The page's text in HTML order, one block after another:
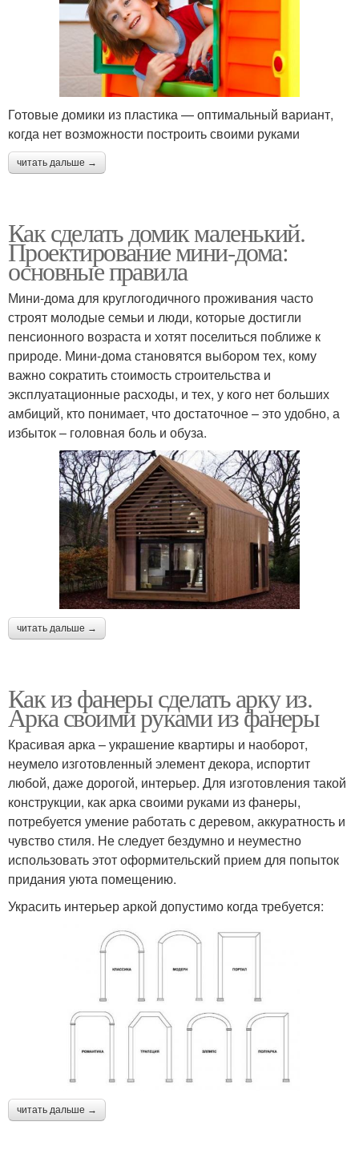
Готовые домики из пластика — оптимальный вариант,
когда нет возможности построить своими руками
читать дальше →
Как сделать домик маленький.
Проектирование мини-дома:
основные правила
Мини-дома для круглогодичного проживания часто
строят молодые семьи и люди, которые достигли
пенсионного возраста и хотят поселиться поближе к
природе. Мини-дома становятся выбором тех, кому
важно сократить стоимость строительства и
эксплуатационные расходы, и тех, у кого нет больших
амбиций, кто понимает, что достаточное – это удобно, а
избыток – головная боль и обуза.
читать дальше →
Как из фанеры сделать арку из.
Арка своими руками из фанеры
Красивая арка – украшение квартиры и наоборот,
неумело изготовленный элемент декора, испортит
любой, даже дорогой, интерьер. Для изготовления такой
конструкции, как арка своими руками из фанеры,
потребуется умение работать с деревом, аккуратность и
чувство стиля. Не следует бездумно и неуместно
использовать этот оформительский прием для попыток
придания уюта помещению.
Украсить интерьер аркой допустимо когда требуется:
читать дальше →